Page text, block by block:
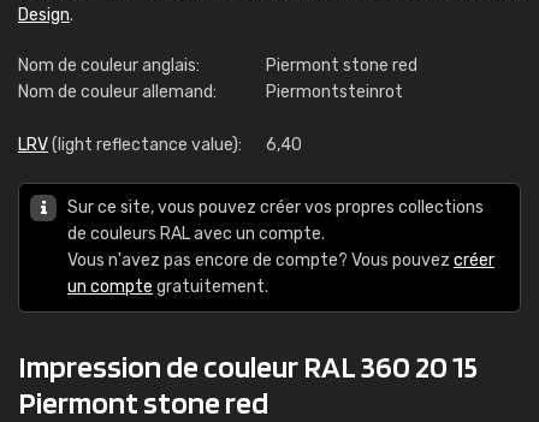
Design.
Nom de couleur anglais:
Piermont stone red
Nom de couleur allemand:
Piermontsteinrot
LRV(light reflectance value): 6,40
Sur ce site, vous pouvez créer vos propres collections
de couleurs RAL avec un compte.
Vous n'avez pas encore de compte? Vous pouvez créer
un compte gratuitement.
Impression de couleur RAL 360 20 15
Piermont stone red